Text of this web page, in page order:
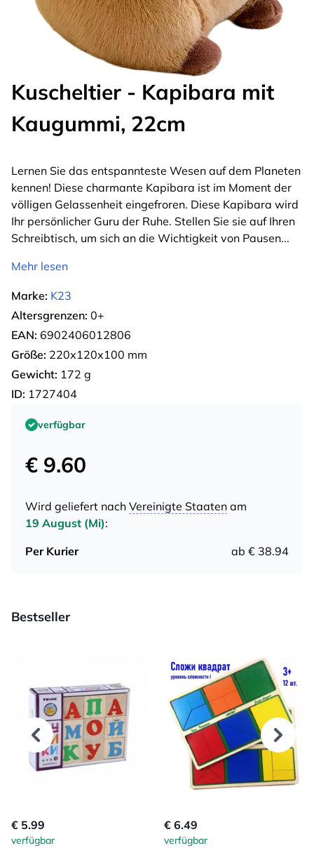
Kuscheltier - Kapibara mit
Kaugummi, 22cm
Lernen Sie das entspannteste Wesen auf dem Planeten
kennen! Diese charmante Kapibara ist im Moment der
völligen Gelassenheit eingefroren. Diese Kapibara wird
Ihr persönlicher Guru der Ruhe. Stellen Sie sie auf Ihren
Schreibtisch, um sich an die Wichtigkeit von Pausen...
Mehr lesen
Marke: K23
Altersgrenzen: 0+
EAN: 6902406012806
Größe: 220х120х100 mm
Gewicht: 172 g
ID: 1727404
verfügbar
€ 9.60
Wird geliefert nach Vereinigte Staaten am
19 August (Mi):
Per Kurier
ab € 38.94
Bestseller
€ 5.99
verfügbar
€ 6.49
verfügbar